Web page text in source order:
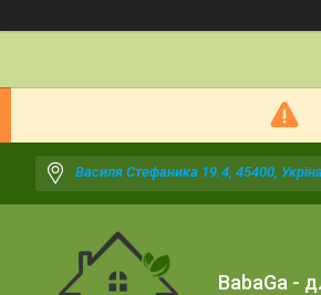
Василя Стефаника 19.4, 45400,
BabaGa -